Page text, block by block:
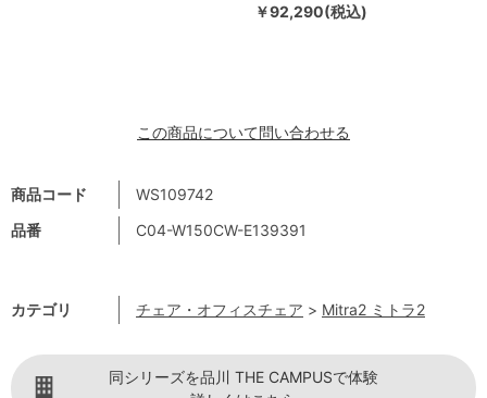
商品コード
WS109742
品番
C04-W150CW-E139391
カテゴリ チェア・オフィスチェア > Mitra2 ミトラ2
￥92,290(税込)
この商品について問い合わせる
同シリーズを品川 THE CAMPUSで体験